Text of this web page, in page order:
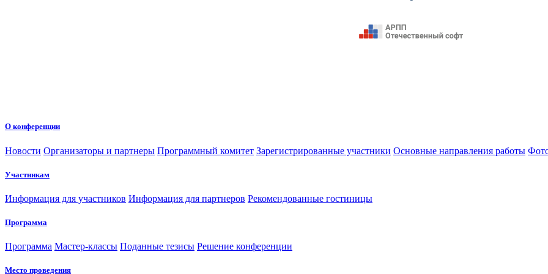
О конференции
Новости Организаторы и партнеры Программный комитет Зарегистрированные участники Основные направления работы
Участникам
Информация для участников Информация для партнеров Рекомендованные гостиницы
Программа
Программа Мастер-классы Поданные тезисы Решение конференции
Место проведения